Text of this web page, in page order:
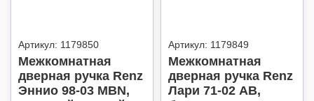
Артикул: 1179850
Межкомнатная
дверная ручка Renz
Эннио 98-03 MBN,
Артикул: 1179849
Межкомнатная
дверная ручка Renz
Лари 71-02 AB,